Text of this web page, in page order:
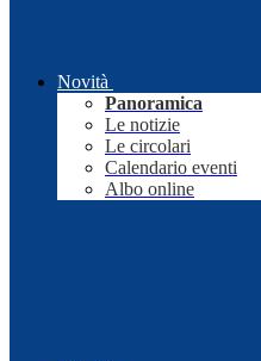
Novità
Panoramica
Le notizie
Le circolari
Calendario eventi
Albo online